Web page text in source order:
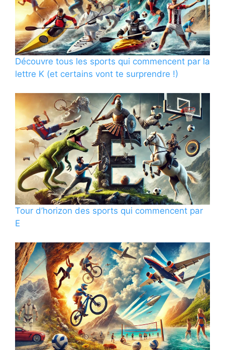
Découvre tous les sports qui commencent par la
lettre K (et certains vont te surprendre !)
Tour d’horizon des sports qui commencent par
E